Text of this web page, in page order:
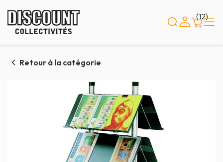
(12)
Retour à la catégorie